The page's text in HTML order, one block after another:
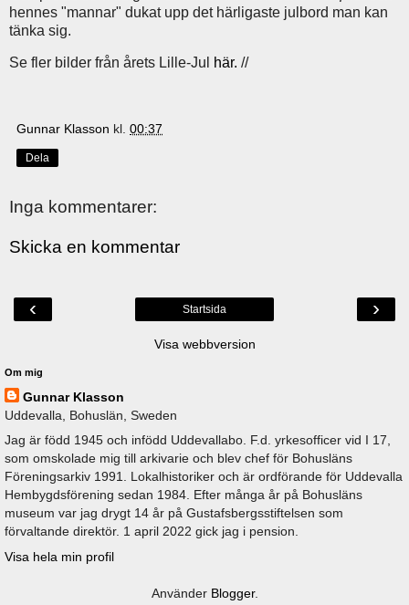
hennes "mannar" dukat upp det härligaste julbord man kan
tänka sig.
Se fler bilder från årets Lille-Jul här. //
Gunnar Klasson kl. 00:37
Dela
Inga kommentarer:
Skicka en kommentar
‹ ›
Startsida
Visa webbversion
Om mig
Gunnar Klasson
Uddevalla, Bohuslän, Sweden
Jag är född 1945 och infödd Uddevallabo. F.d. yrkesofficer vid I 17,
som omskolade mig till arkivarie och blev chef för Bohusläns
Föreningsarkiv 1991. Lokalhistoriker och är ordförande för Uddevalla
Hembygdsförening sedan 1984. Efter många år på Bohusläns
museum var jag drygt 14 år på Gustafsbergsstiftelsen som
förvaltande direktör. 1 april 2022 gick jag i pension.
Visa hela min profil
Använder Blogger.